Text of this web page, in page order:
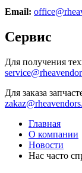
Email:
Сервис
Для получения
Для заказа
Главная
О компании
Новости
Нас часто